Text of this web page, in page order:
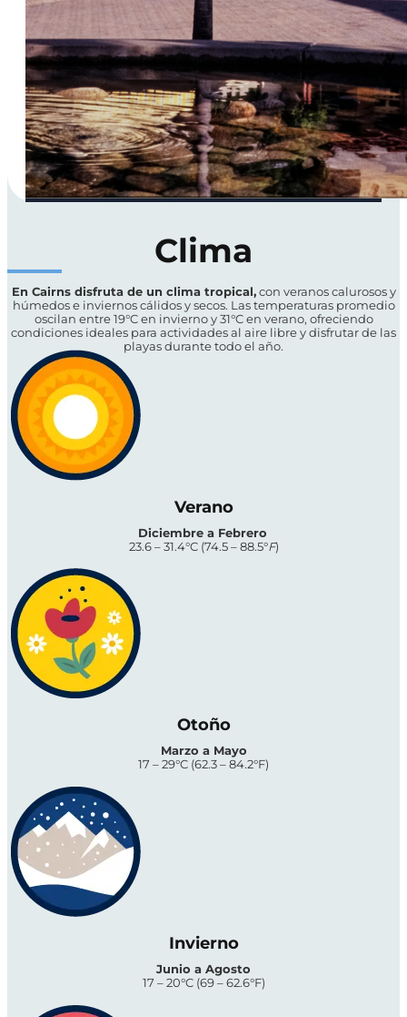
Clima
En Cairns disfruta de un clima tropical,con veranos calurosos y
húmedos e inviernos cálidos y secos. Las temperaturas promedio
oscilan entre 19°C en invierno y 31°C en verano, ofreciendo
condiciones ideales para actividades al aire libre y disfrutar de las
playas durante todo el año.
Verano
Diciembre a Febrero
23.6 – 31.4°C (74.5 – 88.5°F)
Otoño
Marzo a Mayo
17 – 29°C (62.3 – 84.2°F)
Invierno
Junio a Agosto
17 – 20°C (69 – 62.6°F)